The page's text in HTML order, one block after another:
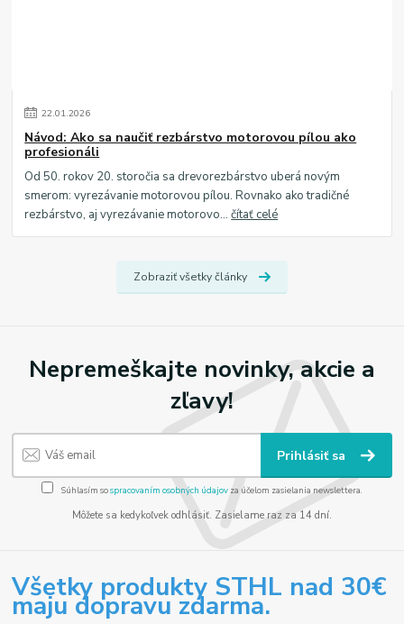
22.01.2026
Návod: Ako sa naučiť rezbárstvo motorovou pílou ako
profesionáli
Od 50. rokov 20. storočia sa drevorezbárstvo uberá novým
smerom: vyrezávanie motorovou pílou. Rovnako ako tradičné
rezbárstvo, aj vyrezávanie motorovo...čítať celé
Zobraziť všetky články
Nepremeškajte novinky, akcie a
zľavy!
Prihlásiť sa
Súhlasím sospracovaním osobných údajov za účelom zasielania newslettera.
Môžete sa kedykoľvek odhlásiť. Zasielame raz za 14 dní.
Všetky produkty STHL nad 30€
maju dopravu zdarma.